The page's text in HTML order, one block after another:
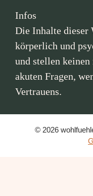
Infos
Die Inhalte dieser
körperlich und
und stellen
akuten Fragen,
Vertrauens.
© 2026